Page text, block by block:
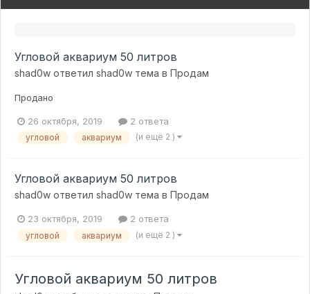
Угловой аквариум 50 литров
shad0w ответил shad0w тема в Продам
Продано
26 октября, 2019 2 ответа
угловой аквариум (и ещё 2 )
Угловой аквариум 50 литров
shad0w ответил shad0w тема в Продам
23 октября, 2019 2 ответа
угловой аквариум (и ещё 2 )
Угловой аквариум 50 литров